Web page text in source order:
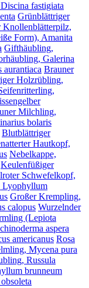
fastigiata
Grünblättriger
Knollenblätterpilz,
Form), Amanita
Gifthäubling,
Galerina
Brauner
Holzrübling,
Milchling,
bolaris
Blutblättriger
Hautkopf,
Nebelkappe,
Keulenfüßiger
Schwefelkopf,
Lyophyllum
Großer Krempling,
calopus Wurzelnder
(Lepiota
aspera
americanus Rosa
Mycena pura
Russula
brunneum